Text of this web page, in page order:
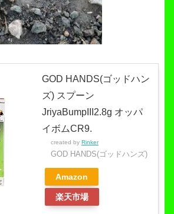
GOD HANDS(ゴッドハン
ズ) スプーン
JriyaBumpIII2.8g オッパ
イボムCR9.
created by Rinker
GOD HANDS(ゴッドハンズ)
Amazon
楽天市場